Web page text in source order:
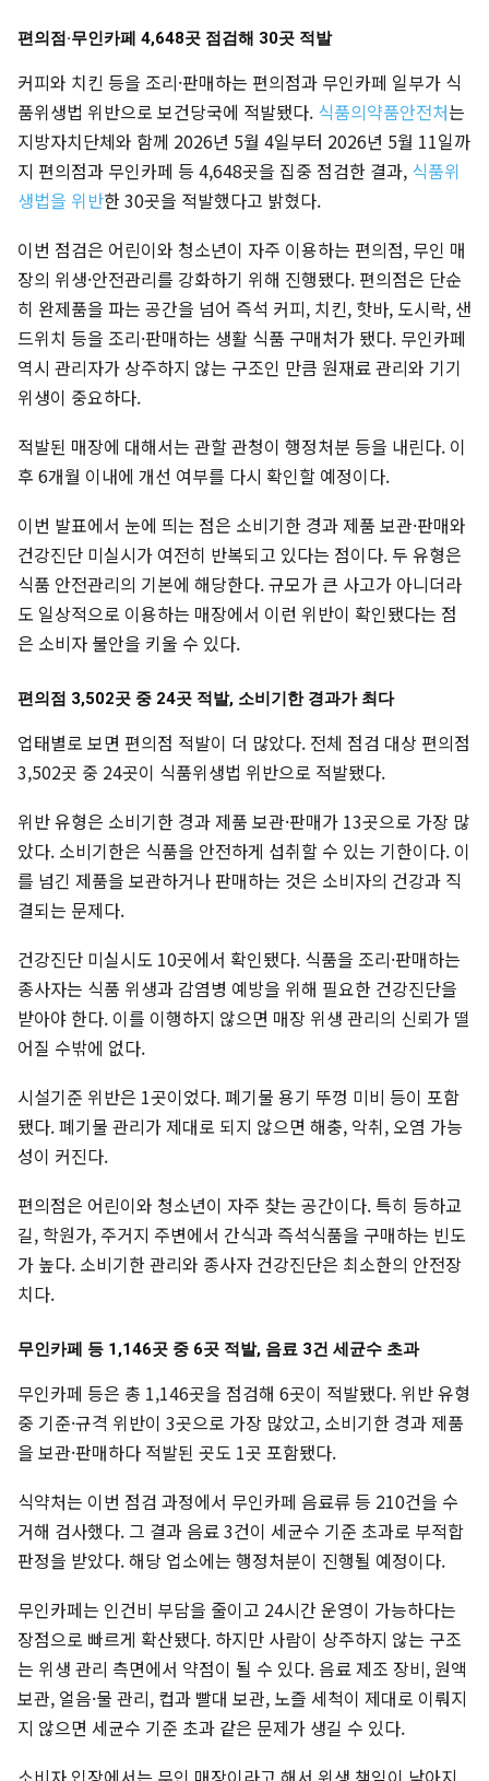
편의점·무인카페 4,648곳 점검해 30곳 적발
커피와 치킨 등을 조리·판매하는 편의점과 무인카페 일부가 식
품위생법 위반으로 보건당국에 적발됐다. 식품의약품안전처는
지방자치단체와 함께 2026년 5월 4일부터 2026년 5월 11일까
지 편의점과 무인카페 등 4,648곳을 집중 점검한 결과, 식품위
생법을 위반한 30곳을 적발했다고 밝혔다.
이번 점검은 어린이와 청소년이 자주 이용하는 편의점, 무인 매
장의 위생·안전관리를 강화하기 위해 진행됐다. 편의점은 단순
히 완제품을 파는 공간을 넘어 즉석 커피, 치킨, 핫바, 도시락, 샌
드위치 등을 조리·판매하는 생활 식품 구매처가 됐다. 무인카페
역시 관리자가 상주하지 않는 구조인 만큼 원재료 관리와 기기
위생이 중요하다.
적발된 매장에 대해서는 관할 관청이 행정처분 등을 내린다. 이
후 6개월 이내에 개선 여부를 다시 확인할 예정이다.
이번 발표에서 눈에 띄는 점은 소비기한 경과 제품 보관·판매와
건강진단 미실시가 여전히 반복되고 있다는 점이다. 두 유형은
식품 안전관리의 기본에 해당한다. 규모가 큰 사고가 아니더라
도 일상적으로 이용하는 매장에서 이런 위반이 확인됐다는 점
은 소비자 불안을 키울 수 있다.
편의점 3,502곳 중 24곳 적발, 소비기한 경과가 최다
업태별로 보면 편의점 적발이 더 많았다. 전체 점검 대상 편의점
3,502곳 중 24곳이 식품위생법 위반으로 적발됐다.
위반 유형은 소비기한 경과 제품 보관·판매가 13곳으로 가장 많
았다. 소비기한은 식품을 안전하게 섭취할 수 있는 기한이다. 이
를 넘긴 제품을 보관하거나 판매하는 것은 소비자의 건강과 직
결되는 문제다.
건강진단 미실시도 10곳에서 확인됐다. 식품을 조리·판매하는
종사자는 식품 위생과 감염병 예방을 위해 필요한 건강진단을
받아야 한다. 이를 이행하지 않으면 매장 위생 관리의 신뢰가 떨
어질 수밖에 없다.
시설기준 위반은 1곳이었다. 폐기물 용기 뚜껑 미비 등이 포함
됐다. 폐기물 관리가 제대로 되지 않으면 해충, 악취, 오염 가능
성이 커진다.
편의점은 어린이와 청소년이 자주 찾는 공간이다. 특히 등하교
길, 학원가, 주거지 주변에서 간식과 즉석식품을 구매하는 빈도
가 높다. 소비기한 관리와 종사자 건강진단은 최소한의 안전장
치다.
무인카페 등 1,146곳 중 6곳 적발, 음료 3건 세균수 초과
무인카페 등은 총 1,146곳을 점검해 6곳이 적발됐다. 위반 유형
중 기준·규격 위반이 3곳으로 가장 많았고, 소비기한 경과 제품
을 보관·판매하다 적발된 곳도 1곳 포함됐다.
식약처는 이번 점검 과정에서 무인카페 음료류 등 210건을 수
거해 검사했다. 그 결과 음료 3건이 세균수 기준 초과로 부적합
판정을 받았다. 해당 업소에는 행정처분이 진행될 예정이다.
무인카페는 인건비 부담을 줄이고 24시간 운영이 가능하다는
장점으로 빠르게 확산됐다. 하지만 사람이 상주하지 않는 구조
는 위생 관리 측면에서 약점이 될 수 있다. 음료 제조 장비, 원액
보관, 얼음·물 관리, 컵과 빨대 보관, 노즐 세척이 제대로 이뤄지
지 않으면 세균수 기준 초과 같은 문제가 생길 수 있다.